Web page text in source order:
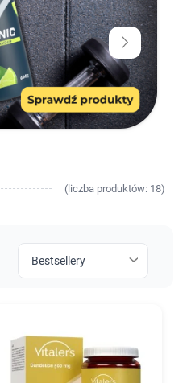
( liczba produktów: 18)